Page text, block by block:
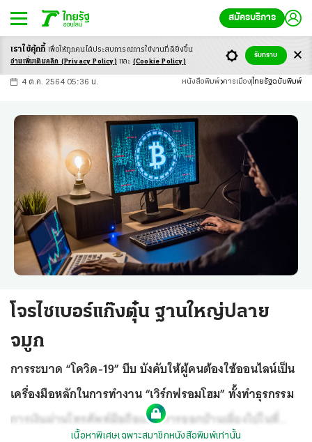
สมัครบริการ
-ก ก ก+
4 ต.ค. 2564 05:36 น. หนังสือพิมพ์ การเมือง ไทยรัฐฉบับพิมพ์
โจรไซเบอร์แก๊งตุ๋น ฐานใหญ่ปลาย
จมูก
การระบาด “โควิด-19” บีบ บังคับให้ผู้คนต้องใช้ออนไลน์เป็น
เครื่องมือหลักในการทำงาน “เวิร์กฟรอมโฮม” ทั้งทำธุรกรรม
การเงินผ่านโทรศัพท์มือถือแทนการออกบ้านเลี่ยงไปในที่
เนื้อหาพิเศษเฉพาะสมาชิกหนังสือพิมพ์เท่านั้น
เราใช้คุ้กกี้ เพื่อให้ทุกคนได้ประสบการณ์การใช้งานที่ดียิ่งขึ้น
อ่านเพิ่มเติมคลิก (Privacy Policy) และ (Cookie Policy)
รับทราบ